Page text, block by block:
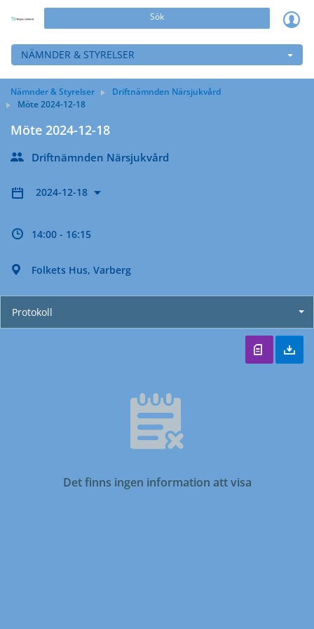
Sök
NÄMNDER & STYRELSER
Nämnder & Styrelser
Driftnämnden Närsjukvård
Möte 2024-12-18
Möte 2024-12-18
Driftnämnden Närsjukvård
2024-12-18
14:00 - 16:15
Folkets Hus, Varberg
Protokoll
Det finns ingen information att visa